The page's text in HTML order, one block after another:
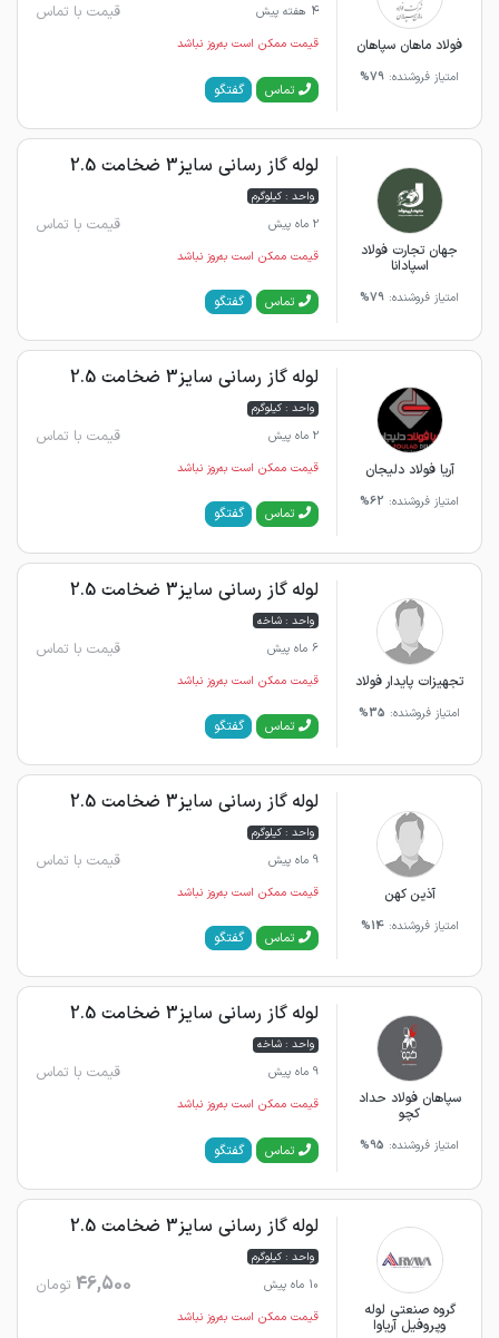
فولاد ماهان سپاهان
امتیاز فروشنده: 79%
4 هفته پیش
قیمت با تماس
قیمت ممکن است به‌روز نباشد
تماس گفتگو
جهان تجارت فولاد
اسپادانا
امتیاز فروشنده: 79%
لوله گاز رسانی سایز3 ضخامت 2.5
واحد : کیلوگرم
2 ماه پیش
قیمت با تماس
قیمت ممکن است به‌روز نباشد
تماس گفتگو
آریا فولاد دلیجان
امتیاز فروشنده: 62%
لوله گاز رسانی سایز3 ضخامت 2.5
واحد : کیلوگرم
2 ماه پیش
قیمت با تماس
قیمت ممکن است به‌روز نباشد
تماس گفتگو
تجهیزات پایدار فولاد
امتیاز فروشنده: 35%
لوله گاز رسانی سایز3 ضخامت 2.5
واحد : شاخه
6 ماه پیش
قیمت با تماس
قیمت ممکن است به‌روز نباشد
تماس گفتگو
آذین کهن
امتیاز فروشنده:14%
لوله گاز رسانی سایز3 ضخامت 2.5
واحد : کیلوگرم
9 ماه پیش
قیمت با تماس
قیمت ممکن است به‌روز نباشد
تماس گفتگو
سپاهان فولاد حداد
کچو
امتیاز فروشنده: 95%
لوله گاز رسانی سایز3 ضخامت 2.5
واحد : شاخه
9 ماه پیش
قیمت با تماس
قیمت ممکن است به‌روز نباشد
تماس گفتگو
گروه صنعتی لوله
وپروفیل آریاوا
لوله گاز رسانی سایز3 ضخامت 2.5
واحد : کیلوگرم
10 ماه پیش
46,500 تومان
قیمت ممکن است به‌روز نباشد